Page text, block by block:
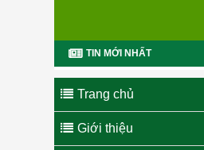
TIN MỚI NHẤT
Trang chủ
Giới thiệu